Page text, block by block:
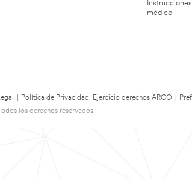
médico
Política de Privacidad. Ejercicio derechos ARCO
los derechos reservados.